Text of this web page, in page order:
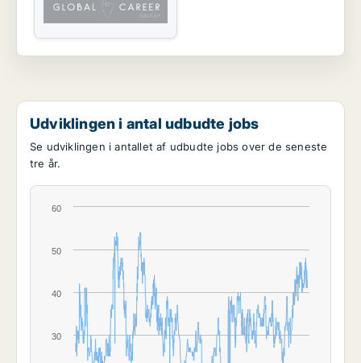
Udviklingen i antal udbudte jobs
Se udviklingen i antallet af udbudte jobs over de seneste
tre år.
30
40
50
60